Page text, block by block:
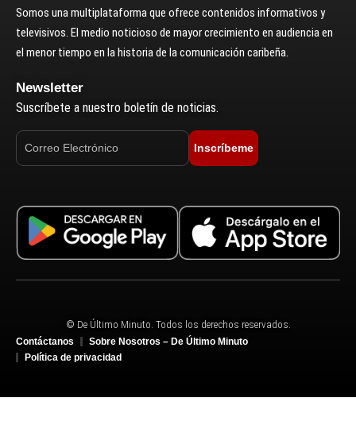
Somos una multiplataforma que ofrece contenidos informativos y
televisivos. El medio noticioso de mayor crecimiento en audiencia en
el menor tiempo en la historia de la comunicación caribeña.
Newsletter
Suscríbete a nuestro boletín de noticias.
Inscríbeme
© De Último Minuto. Todos los derechos reservados.
Contáctanos
Sobre Nosotros – De Último Minuto
Política de privacidad